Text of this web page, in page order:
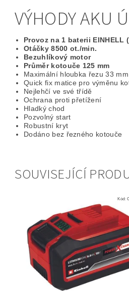
VÝHODY AKU
Provoz na 1 baterii
Otáčky 8500 ot./min.
Bezuhlíkový motor
Průměr kotouče 125 mm
Maximální hloubka řezu 33 mm
Quick fix matice pro výměnu
Nejlehčí ve své třídě
Ochrana proti přetížení
Hladký chod
Pozvolný start
Robustní kryt
Dodáno bez řezného kotouče
SOUVISEJÍCÍ
Kód: